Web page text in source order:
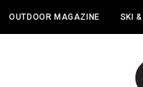
OUTDOOR MAGAZINE SKI